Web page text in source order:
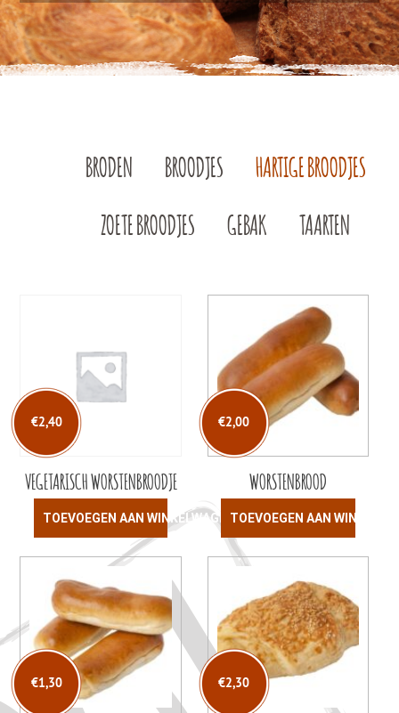
BRODEN BROODJES HARTIGE BROODJES
ZOETE BROODJES GEBAK TAARTEN
VEGETARISCH WORSTENBROODJE
€2,40
TOEVOEGEN AAN WINKELWAGEN
WORSTENBROOD
€2,00
TOEVOEGEN AAN
€1,30 €2,30